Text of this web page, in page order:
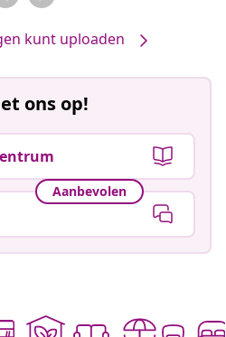
kunt uploaden
ons op!
Aanbevolen